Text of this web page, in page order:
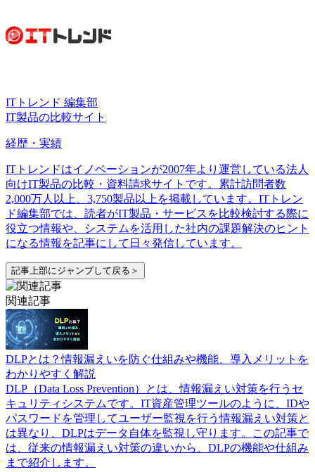
ITトレンド 編集部
IT製品の比較サイト
経歴・実績
ITトレンドはイノベーションが2007年より運営している法人
向けIT製品の比較・資料請求サイトです。累計訪問者数
2,000万人以上、3,750製品以上を掲載しています。ITトレン
ド編集部では、読者がIT製品・サービスを比較検討する際に
役立つ情報や、システムを活用した社内の課題解決のヒント
になる情報を記事にして日々発信しています。
記事上部にジャンプして戻る＞
関連記事
DLPとは？情報漏えいを防ぐ仕組みや機能、導入メリットを
わかりやすく解説
DLP（Data Loss Prevention）とは、情報漏えい対策を行うセ
キュリティシステムです。IT資産管理ツールのように、IDや
パスワードを管理してユーザー監視を行う情報漏えい対策と
は異なり、DLPはデータ自体を監視し守ります。この記事で
は、従来の情報漏えい対策の違いから、DLPの機能や仕組み
まで紹介します。